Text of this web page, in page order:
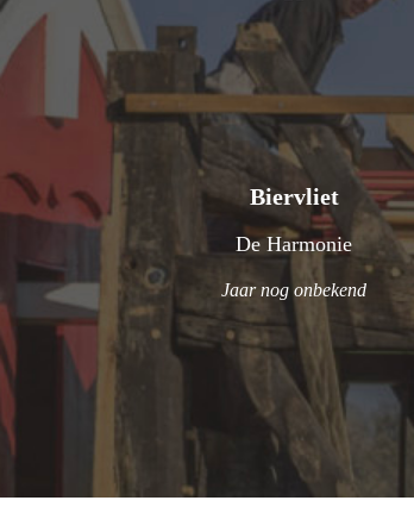
Biervliet
De Harmonie
Jaar nog onbekend